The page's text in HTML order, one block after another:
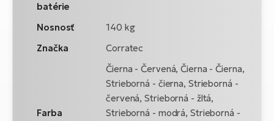
batérie
Nosnosť
140 kg
Značka
Corratec
Farba
Čierna - Červená, Čierna - Čierna,
Strieborná - čierna, Strieborná -
červená, Strieborná - žltá,
Strieborná - modrá, Strieborná -